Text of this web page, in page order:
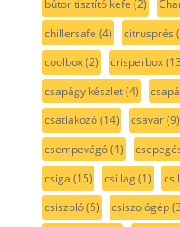
bútor tisztító kefe (2)
chillersafe (4) citrusprés
coolbox(2) crisperbox
csapágy készlet(4)
csatlakozó(14) csavar(9)
csempevágó(1)
csiga (15) csillag(1)
csiszoló(5) csiszológép